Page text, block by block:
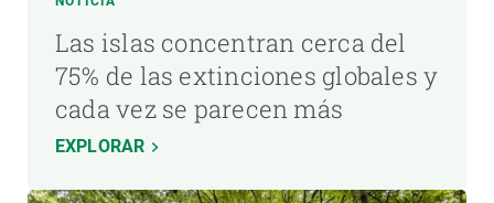
Las islas concentran cerca del
75% de las extinciones globales y
cada vez se parecen más
EXPLORAR